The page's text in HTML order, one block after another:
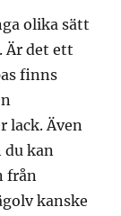
olika sätt
Är det ett
finns
lack. Även
du kan
från
kanske